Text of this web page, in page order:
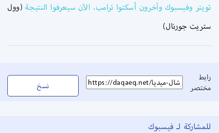
تويتر وفيسبوك وآخرون أسكتوا ترامب. الآن سيعرفوا النتيجة(وول
ستريت جورنال)
رابط
مختصر
نسخ
للمشاركة لـ فيسبوك